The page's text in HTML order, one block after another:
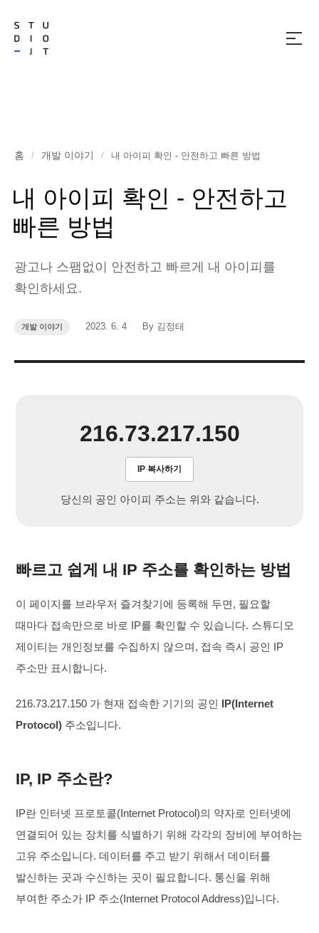
메
홈 / 개발 이야기 / 내 아이피 확인 - 안전하고 빠른 방법
내 아이피 확인 - 안전하고
빠른 방법
광고나 스팸없이 안전하고 빠르게 내 아이피를
확인하세요.
카
리
개발 이야기
작
2023. 6. 4
작
By 김정태
216.73.217.150
IP 복사하기
당신의 공인 아이피 주소는 위와 같습니다.
빠르고 쉽게 내 IP 주소를 확인하는 방법
이 페이지를 브라우저 즐겨찾기에 등록해 두면, 필요할
때마다 접속만으로 바로 IP를 확인할 수 있습니다. 스튜디오
제이티는 개인정보를 수집하지 않으며, 접속 즉시 공인 IP
주소만 표시합니다.
216.73.217.150 가 현재 접속한 기기의 공인 IP(Internet
Protocol) 주소입니다.
IP, IP 주소란?
IP란 인터넷 프로토콜(Internet Protocol)의 약자로 인터넷에
연결되어 있는 장치를 식별하기 위해 각각의 장비에 부여하는
고유 주소입니다. 데이터를 주고 받기 위해서 데이터를
발신하는 곳과 수신하는 곳이 필요합니다. 통신을 위해
부여한 주소가 IP 주소(Internet Protocol Address)입니다.